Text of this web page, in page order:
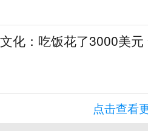
化：吃饭花了3000美
点击查看